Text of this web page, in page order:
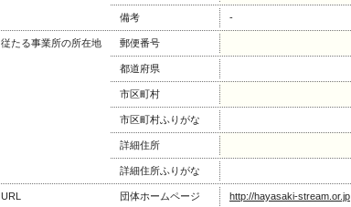
備考 -
従たる事業所の所在地 郵便番号
都道府県
市区町村
市区町村ふりがな
詳細住所
詳細住所ふりがな
URL 団体ホームページ http://hayasaki-stream.or.jp